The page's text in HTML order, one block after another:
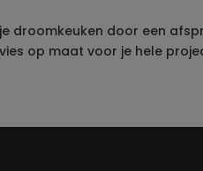
droomkeuken door een
op maat voor je hele